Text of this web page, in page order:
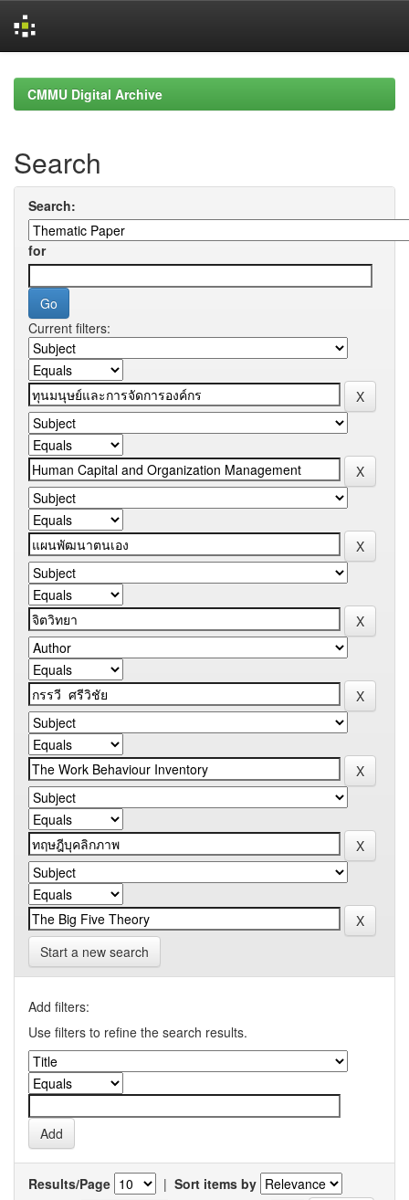
navigationCMMU Digital Archive
Search
Search:
for
Current filters:
Start a new search
Add filters:
Use filters to refine the search results.
Results/Page | Sort items by